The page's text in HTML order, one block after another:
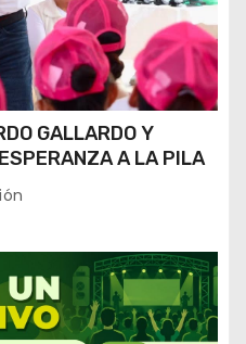
GALLARDO Y
A LA PILA